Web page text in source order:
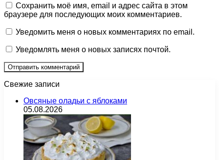
Сохранить моё имя, email и адрес сайта в этом
браузере для последующих моих комментариев.
Уведомить меня о новых комментариях по email.
Уведомлять меня о новых записях почтой.
Свежие записи
Овсяные оладьи с яблоками
05.08.2026